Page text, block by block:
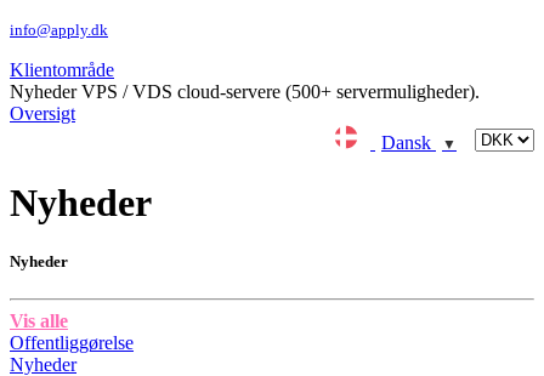
info@apply.dk
Klientområde
Nyheder VPS / VDS cloud-servere (500+ servermuligheder).
Oversigt
Dansk
▼
Nyheder
Nyheder
Vis alle
Offentliggørelse
Nyheder